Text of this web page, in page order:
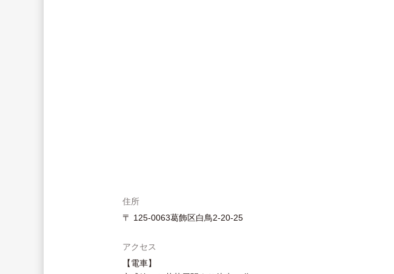
住所
〒 125-0063葛飾区白鳥2-20-25
アクセス
【電車】